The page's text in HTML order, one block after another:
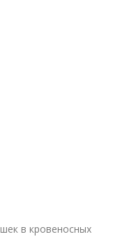
в кровеносных